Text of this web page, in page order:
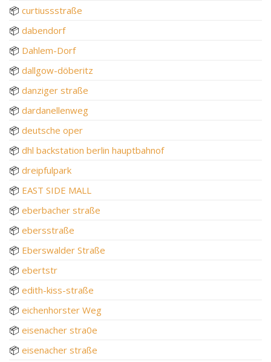
📦 curtiussstraße
📦 dabendorf
📦 Dahlem-Dorf
📦 dallgow-döberitz
📦 danziger straße
📦 dardanellenweg
📦 deutsche oper
📦 dhl backstation berlin hauptbahnof
📦 dreipfulpark
📦 EAST SIDE MALL
📦 eberbacher straße
📦 ebersstraße
📦 Eberswalder Straße
📦 ebertstr
📦 edith-kiss-straße
📦 eichenhorster Weg
📦 eisenacher stra0e
📦 eisenacher straße